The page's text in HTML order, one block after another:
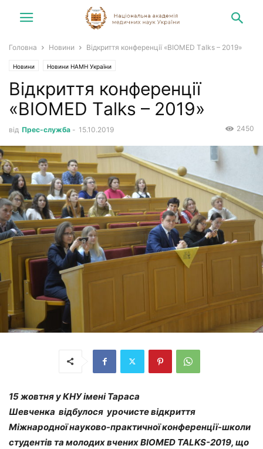
Головна Новини Відкриття конференції «BIOMED Тalks – 2019»
Новини Новини НАМН України
Відкриття конференції
«BIOMED Тalks – 2019»
від Прес-служба - 15.10.2019 2450
15 жовтня у КНУ імені Тараса
Шевченка відбулося урочисте відкриття
Міжнародної науково-практичної конференції-школи
студентів та молодих вчених BIOMED TALKS-2019, що